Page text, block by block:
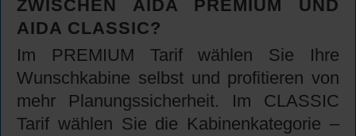
ZWISCHEN AIDA PREMIUM UND
AIDA CLASSIC?
Im PREMIUM Tarif wählen Sie Ihre
Wunschkabine selbst und profitieren von
mehr Planungssicherheit. Im CLASSIC
Tarif wählen Sie die Kabinenkategorie –